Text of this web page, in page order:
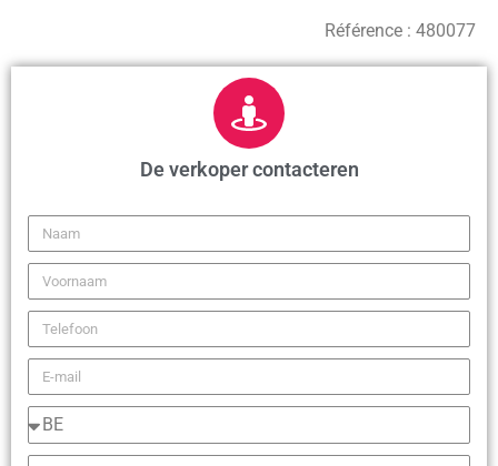
Référence : 480077
De verkoper contacteren